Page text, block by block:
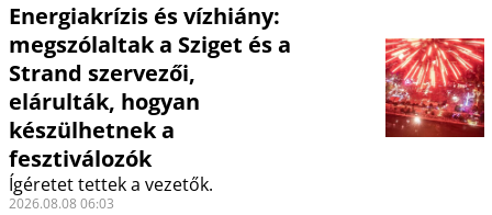
Energiakrízis és vízhiány:
megszólaltak a Sziget és a
Strand szervezői,
elárulták, hogyan
készülhetnek a
fesztiválozók
Ígéretet tettek a vezetők.
2026.08.08 06:03